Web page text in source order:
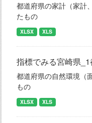
都道府県の家計（家計
たもの
XLSX XLS
指標でみる宮崎県
都道府県の自然環境（
もの
XLSX XLS